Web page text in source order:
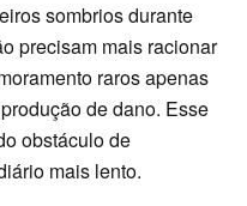
sombrios durante
precisam mais racionar
raros apenas
de dano. Esse
obstáculo de
mais lento.